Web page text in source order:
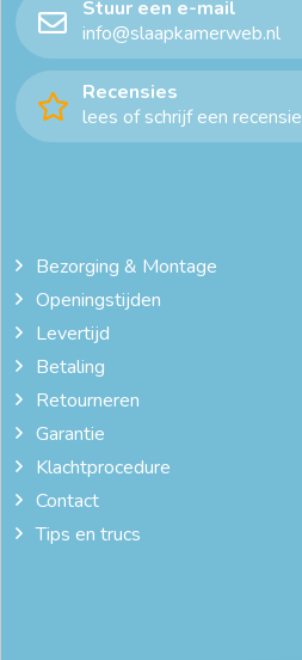
Stuur een e-mail
info@slaapkamerweb.nl
Recensies
lees of schrijf een recensie
Bezorging & Montage
Openingstijden
Levertijd
Betaling
Retourneren
Garantie
Klachtprocedure
Contact
Tips en trucs